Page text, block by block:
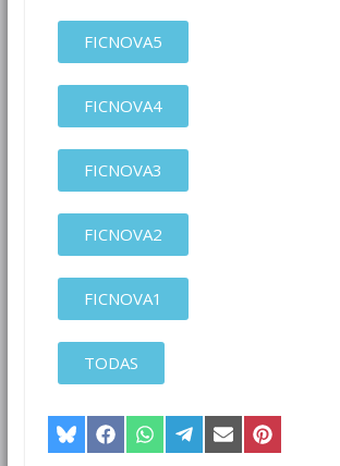
FICNOVA5
FICNOVA4
FICNOVA3
FICNOVA2
FICNOVA1
TODAS